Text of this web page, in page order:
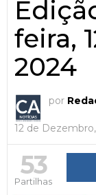
feira,
2024
por
12 de
53
Partilhas